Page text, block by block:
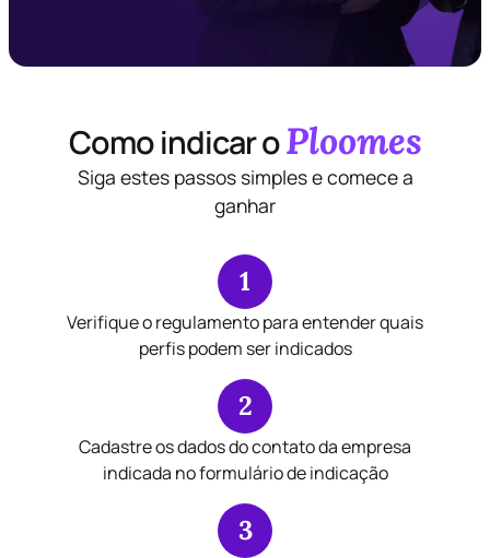
Como indicar oPloomes
Siga estes passos simples e comece a
ganhar
1
Verifique o regulamento para entender quais
perfis podem ser indicados
2
Cadastre os dados do contato da empresa
indicada no formulário de indicação
3